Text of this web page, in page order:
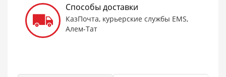
Способы доставки
КазПочта, курьерские службы EMS,
Алем-Тат